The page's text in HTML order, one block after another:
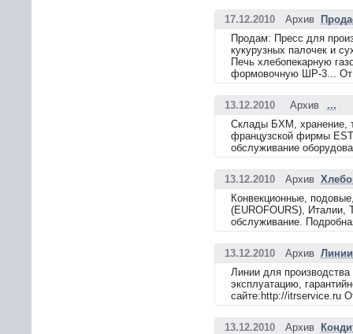
17.12.2010 Архив
Продам: Пресс для
кукурузных палочек и
Печь хлебопекарную
формовочную ШР-3...
13.12.2010 Архив
...
Склады БХМ, хранение,
французской фирмы
обслуживание
13.12.2010 Архив
Конвекционные,
(EUROFOURS), Италии,
обслуживание.
13.12.2010 Архив
Линии для
эксплуатацию,
сайте:http://itrservice.ru
13.12.2010 Архив